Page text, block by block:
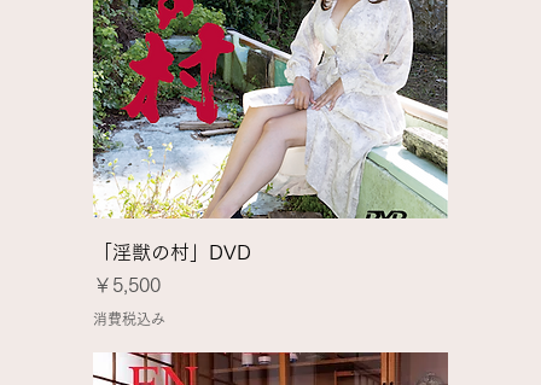
「淫獣の村」DVD
価格
￥5,500
消費税込み